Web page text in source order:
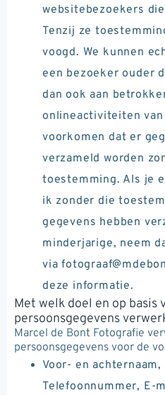
websitebezoekers
Tenzij ze
voogd. We kunnen
een bezoeker ouder
dan ook aan
onlineactiviteiten
voorkomen dat er
verzameld worden
toestemming. Als je
ik zonder die
gegevens hebben
minderjarige, neem
via
deze informatie.
Met welk doel en op basis
persoonsgegevens
Marcel de Bont Fotografie
persoonsgegevens voor de
Voor- en
Telefoonnummer, E-